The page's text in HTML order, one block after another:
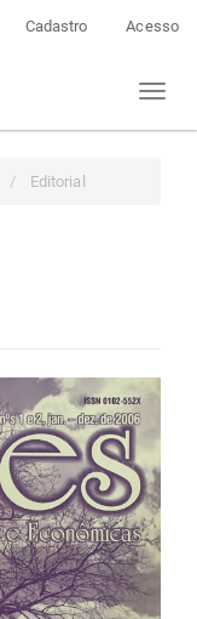
Cadastro Acesso
Toggle
Editorial